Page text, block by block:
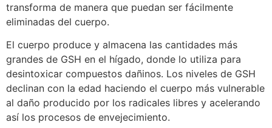
transforma de manera que puedan ser fácilmente
eliminadas del cuerpo.
El cuerpo produce y almacena las cantidades más
grandes de GSH en el hígado, donde lo utiliza para
desintoxicar compuestos dañinos. Los niveles de GSH
declinan con la edad haciendo el cuerpo más vulnerable
al daño producido por los radicales libres y acelerando
así los procesos de envejecimiento.